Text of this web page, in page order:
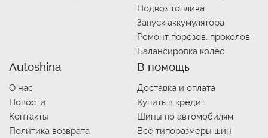
Подвоз топлива
Запуск аккумулятора
Ремонт порезов, проколов
Балансировка колес
Autoshina
О нас
Новости
Контакты
Политика возврата
В помощь
Доставка и оплата
Купить в кредит
Шины по автомобилям
Все типоразмеры шин